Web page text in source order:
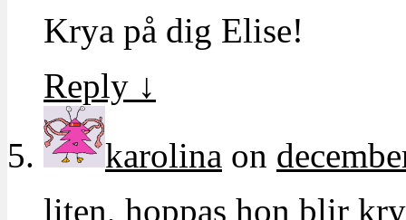
Krya på dig Elise!
Reply ↓
karolina on
liten, hoppas hon blir